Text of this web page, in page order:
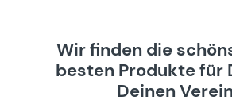
Wir finden die
besten Produkte für
Deinen